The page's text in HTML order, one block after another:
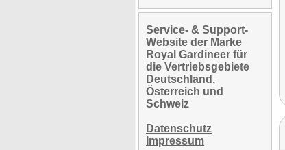
Service- & Support-
Website der Marke
Royal Gardineer für
die Vertriebsgebiete
Deutschland,
Österreich und
Schweiz
Datenschutz
Impressum